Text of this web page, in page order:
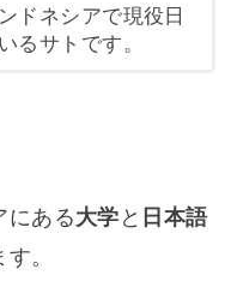
ドネシアで現役日
るサトです。
にある大学 と 日本語
。